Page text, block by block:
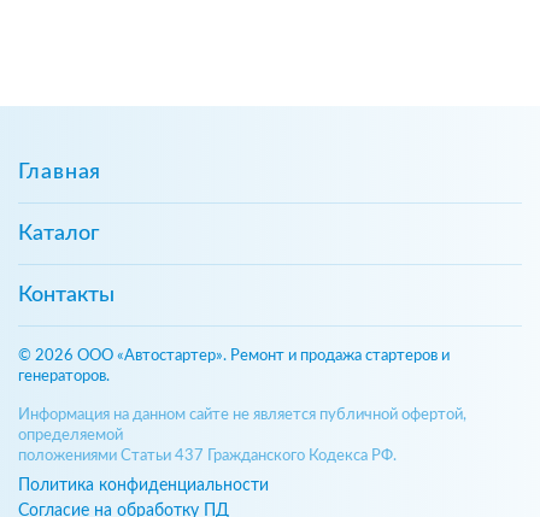
Главная
Каталог
Контакты
© 2026 ООО «Автостартер». Ремонт и продажа стартеров и
генераторов.
Информация на данном сайте не является публичной офертой,
определяемой
положениями Статьи 437 Гражданского Кодекса РФ.
Политика конфиденциальности
Согласие на обработку ПД